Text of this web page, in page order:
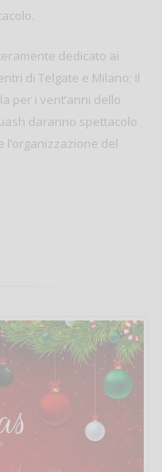
dedicato ai
di Telgate e Milano; il
per i vent’anni dello
daranno spettacolo
l’organizzazione del